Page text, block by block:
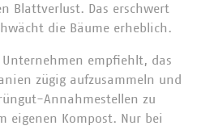
Blattverlust. Das erschwert
die Bäume erheblich.
Unternehmen empfiehlt, das
zügig aufzusammeln und
Annahmestellen zu
eigenen Kompost. Nur bei